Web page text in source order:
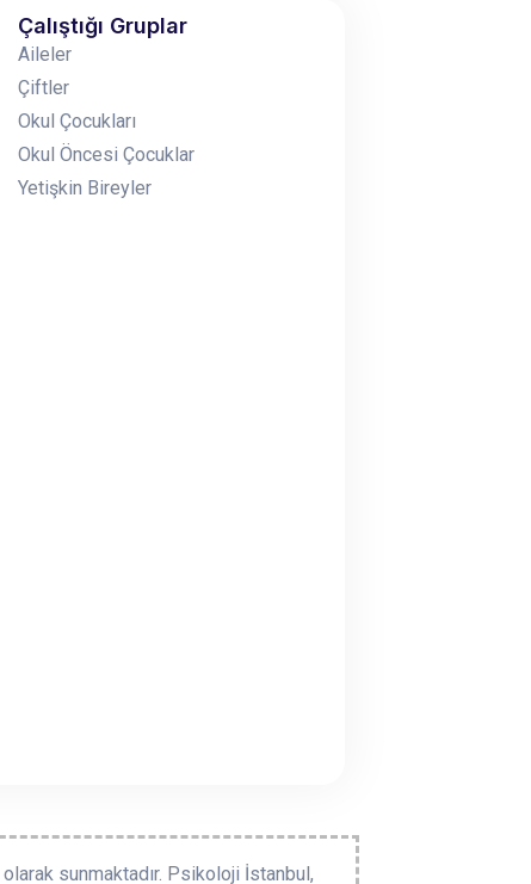
Çalıştığı Gruplar
Aileler
Çiftler
Okul Çocukları
Okul Öncesi Çocuklar
Yetişkin Bireyler
sunmaktadır. Psikoloji İstanbul,